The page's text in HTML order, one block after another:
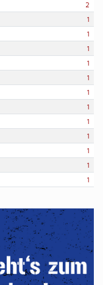
2
1
1
1
1
1
1
1
1
1
1
1
1